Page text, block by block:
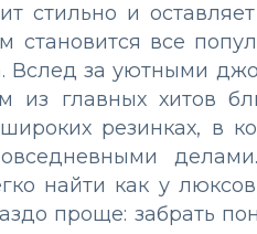
стильно и
становится все
Вслед за уютными
из главных хитов
резинках, в
найти как у
проще: забрать